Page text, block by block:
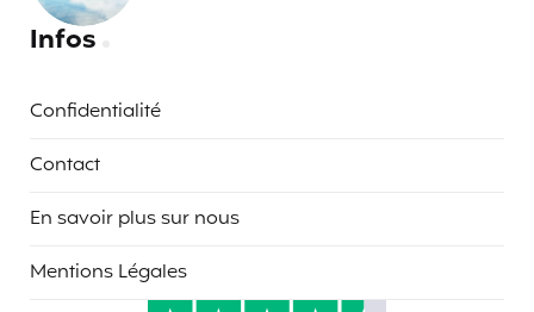
Infos
Confidentialité
Contact
En savoir plus sur nous
Mentions Légales